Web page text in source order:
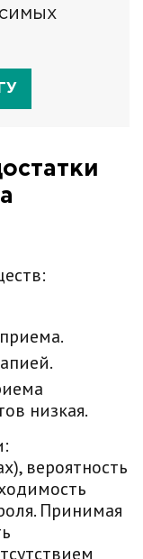
низкая.
вероятность
Принимая